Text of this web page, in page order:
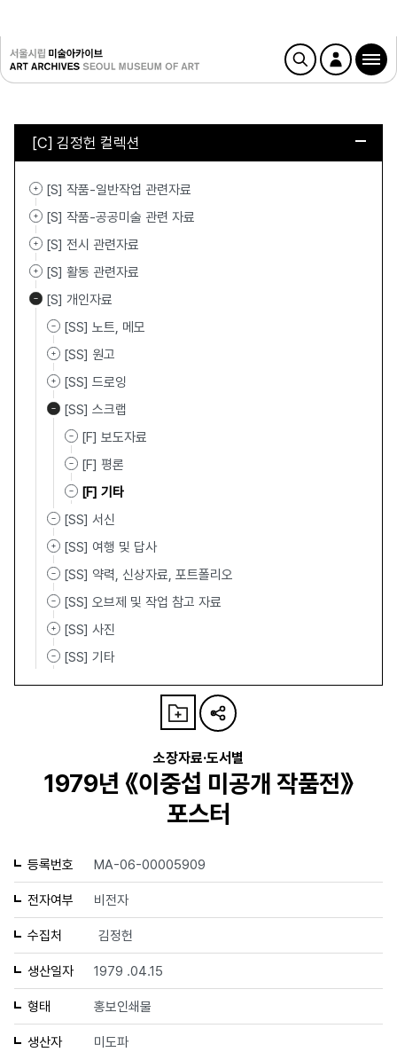
[C] 김정헌 컬렉션
[S] 작품-일반작업 관련자료
[S] 작품-공공미술 관련 자료
[S] 전시 관련자료
[S] 활동 관련자료
[S] 개인자료
[SS] 노트, 메모
[SS] 원고
[SS] 드로잉
[SS] 스크랩
[F] 보도자료
[F] 평론
[F] 기타
[SS] 서신
[SS] 여행 및 답사
[SS] 약력, 신상자료, 포트폴리오
[SS] 오브제 및 작업 참고 자료
[SS] 사진
[SS] 기타
소장자료·도서별
1979년 《이중섭 미공개 작품전》
포스터
등록번호 MA-06-00005909
전자여부 비전자
수집처 김정헌
생산일자 1979 .04.15
형태 홍보인쇄물
생산자 미도파